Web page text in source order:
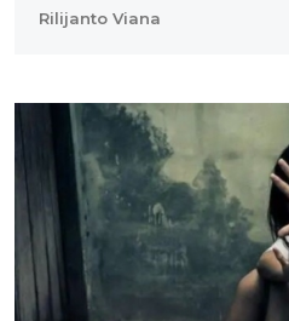
Rilijanto Viana